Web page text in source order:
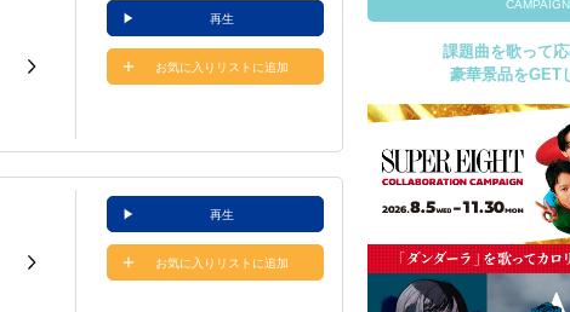
再生
お気に入りリストに追加
再生
お気に入りリストに追加
CAMPAIGN
課題曲を歌って応
豪華景品をGET